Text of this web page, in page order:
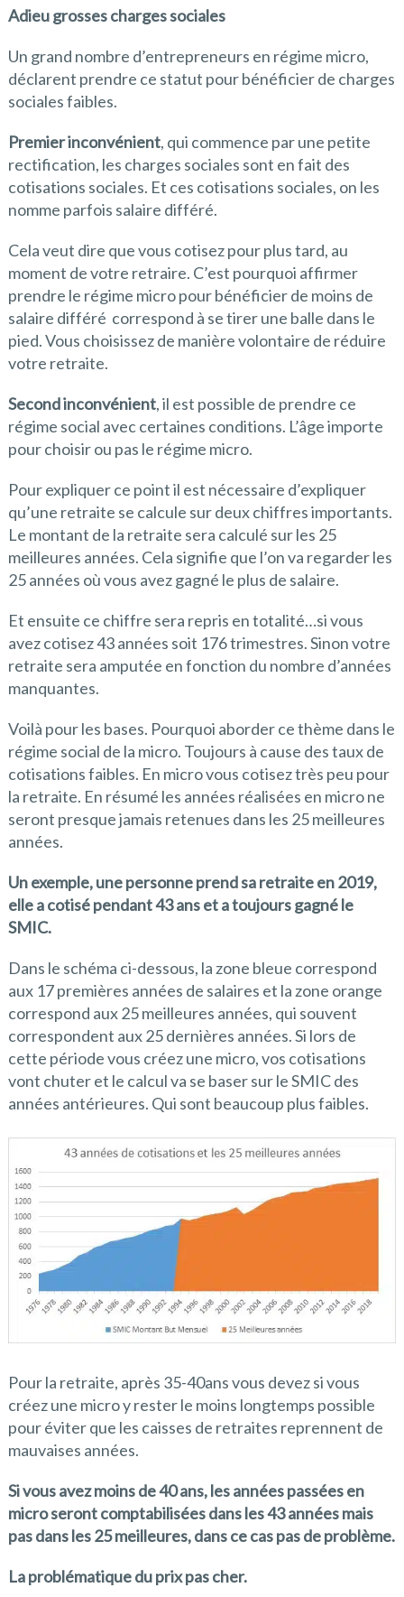
Adieu grosses charges sociales
Un grand nombre d’entrepreneurs en régime micro,
déclarent prendre ce statut pour bénéficier de charges
sociales faibles.
Premier inconvénient, qui commence par une petite
rectification, les charges sociales sont en fait des
cotisations sociales. Et ces cotisations sociales, on les
nomme parfois salaire différé.
Cela veut dire que vous cotisez pour plus tard, au
moment de votre retraire. C’est pourquoi affirmer
prendre le régime micro pour bénéficier de moins de
salaire différé correspond à se tirer une balle dans le
pied. Vous choisissez de manière volontaire de réduire
votre retraite.
Second inconvénient, il est possible de prendre ce
régime social avec certaines conditions. L’âge importe
pour choisir ou pas le régime micro.
Pour expliquer ce point il est nécessaire d’expliquer
qu’une retraite se calcule sur deux chiffres importants.
Le montant de la retraite sera calculé sur les 25
meilleures années. Cela signifie que l’on va regarder les
25 années où vous avez gagné le plus de salaire.
Et ensuite ce chiffre sera repris en totalité…si vous
avez cotisez 43 années soit 176 trimestres. Sinon votre
retraite sera amputée en fonction du nombre d’années
manquantes.
Voilà pour les bases. Pourquoi aborder ce thème dans le
régime social de la micro. Toujours à cause des taux de
cotisations faibles. En micro vous cotisez très peu pour
la retraite. En résumé les années réalisées en micro ne
seront presque jamais retenues dans les 25 meilleures
années.
Un exemple, une personne prend sa retraite en 2019,
elle a cotisé pendant 43 ans et a toujours gagné le
SMIC.
Dans le schéma ci-dessous, la zone bleue correspond
aux 17 premières années de salaires et la zone orange
correspond aux 25 meilleures années, qui souvent
correspondent aux 25 dernières années. Si lors de
cette période vous créez une micro, vos cotisations
vont chuter et le calcul va se baser sur le SMIC des
années antérieures. Qui sont beaucoup plus faibles.
Pour la retraite, après 35-40ans vous devez si vous
créez une micro y rester le moins longtemps possible
pour éviter que les caisses de retraites reprennent de
mauvaises années.
Si vous avez moins de 40 ans, les années passées en
micro seront comptabilisées dans les 43 années mais
pas dans les 25 meilleures, dans ce cas pas de problème.
La problématique du prix pas cher.